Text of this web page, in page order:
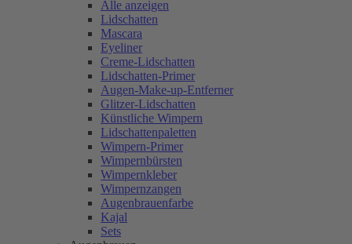
Alle anzeigen
Lidschatten
Mascara
Eyeliner
Creme-Lidschatten
Lidschatten-Primer
Augen-Make-up-Entferner
Glitzer-Lidschatten
Künstliche Wimpern
Lidschattenpaletten
Wimpern-Primer
Wimpernbürsten
Wimpernkleber
Wimpernzangen
Augenbrauenfarbe
Kajal
Sets